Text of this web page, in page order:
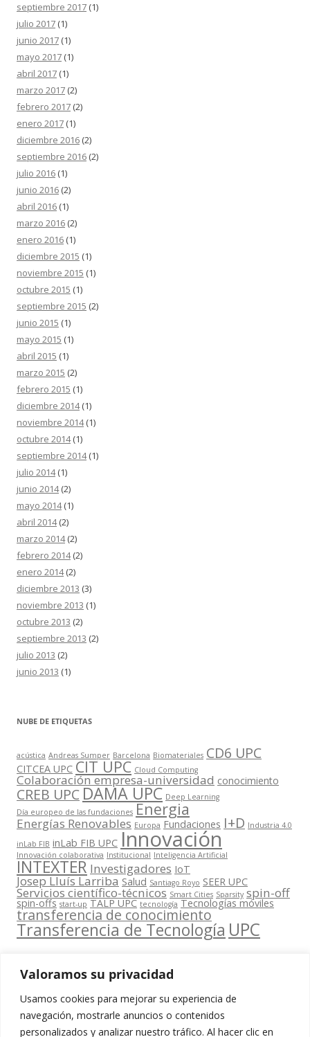
Valoramos su privacidad
Usamos cookies para mejorar su experiencia de
navegación, mostrarle anuncios o contenidos
personalizados y analizar nuestro tráfico. Al hacer clic en
septiembre 2017 (1)
julio 2017 (1)
junio 2017 (1)
mayo 2017 (1)
abril 2017 (1)
marzo 2017 (2)
febrero 2017 (2)
enero 2017 (1)
diciembre 2016 (2)
septiembre 2016 (2)
julio 2016 (1)
junio 2016 (2)
abril 2016 (1)
marzo 2016 (2)
enero 2016 (1)
diciembre 2015 (1)
noviembre 2015 (1)
octubre 2015 (1)
septiembre 2015 (2)
junio 2015 (1)
mayo 2015 (1)
abril 2015 (1)
marzo 2015 (2)
febrero 2015 (1)
diciembre 2014(1)
noviembre 2014(1)
octubre 2014(1)
septiembre 2014(1)
julio 2014(1)
junio 2014(2)
mayo 2014(1)
abril 2014(2)
marzo 2014(2)
febrero 2014(2)
enero 2014(2)
diciembre 2013 (3)
noviembre 2013 (1)
octubre 2013 (2)
septiembre 2013 (2)
julio 2013 (2)
junio 2013 (1)
NUBE DE ETIQUETAS
acústica Andreas Sumper Barcelona Biomateriales CD6 UPC
CITCEA UPC CIT UPC Cloud Computing
Colaboración empresa-universidad conocimiento
CREB UPCDAMA UPC Deep Learning
Día europeo de las fundaciones Energia
Energías Renovables Europa Fundaciones I+D Industria 4.0
inLab FIB inLab FIB UPC Innovación
Innovación colaborativa Institucional Inteligencia Artificial
INTEXTER Investigadores IoT
Josep Lluís Larriba Salud Santiago Royo SEER UPC
Servicios científico-técnicos Smart Cities Sparsity spin-off
spin-offs start-up TALP UPC tecnología Tecnologías móviles
transferencia de conocimiento
Transferencia de Tecnología UPC
Contacta
amb